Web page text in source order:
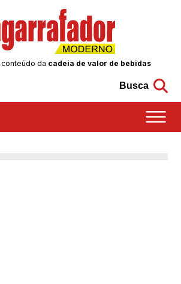
da cadeia de valor de bebidas
Busca